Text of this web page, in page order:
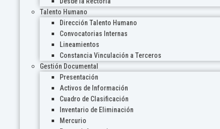
Talento Humano
Dirección Talento Humano
Convocatorias Internas
Lineamientos
Constancia Vinculación a Terceros
Gestión Documental
Presentación
Activos de Información
Cuadro de Clasificación
Inventario de Eliminación
Mercurio